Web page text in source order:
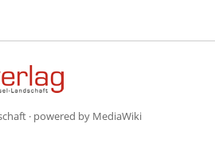
· powered by MediaWiki